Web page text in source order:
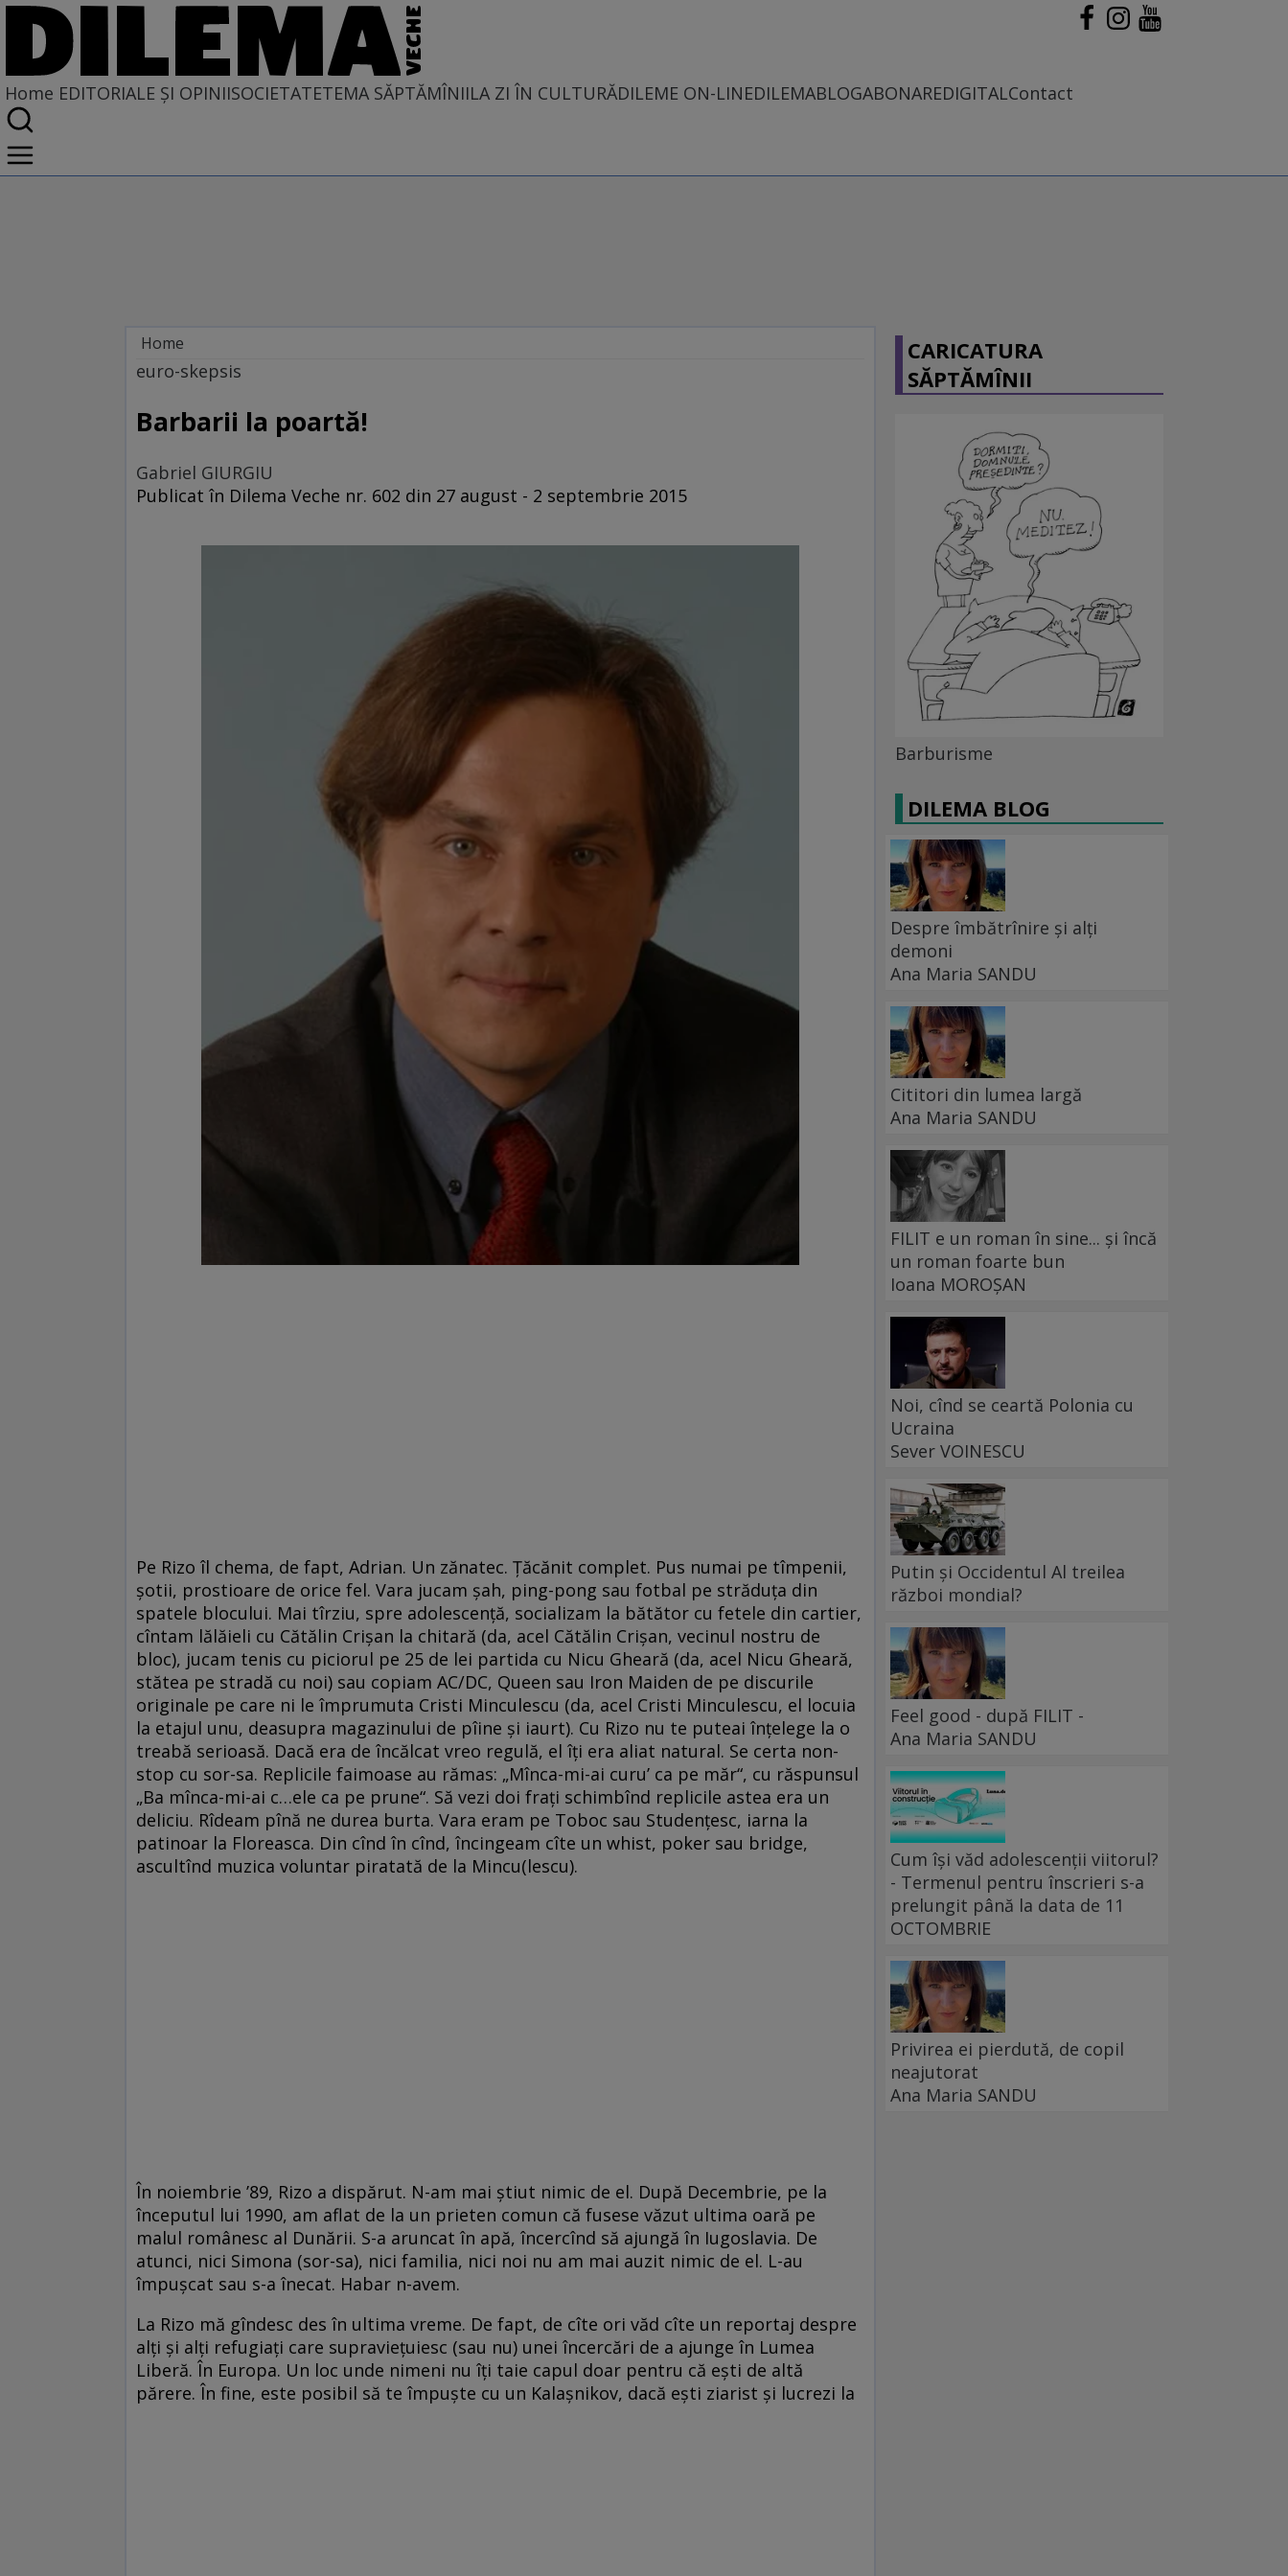
Home EDITORIALE ȘI OPINIISOCIETATETEMA SĂPTĂMÎNIILA ZI ÎN CULTURĂDILEME ON-LINEDILEMABLOGABONAREDIGITALContact
Home
EDITORIALE ȘI OPINII
PE CE LUME TRĂIM
euro-skepsis
Barbarii la poartă!
Gabriel GIURGIU
Publicat în Dilema Veche nr. 602 din 27 august - 2 septembrie 2015
Pe Rizo îl chema, de fapt, Adrian. Un zănatec. Ţăcănit complet. Pus numai pe tîmpenii,
şotii, prostioare de orice fel. Vara jucam şah, ping-pong sau fotbal pe străduţa din
spatele blocului. Mai tîrziu, spre adolescenţă, socializam la bătător cu fetele din cartier,
cîntam lălăieli cu Cătălin Crişan la chitară (da, acel Cătălin Crişan, vecinul nostru de
bloc), jucam tenis cu piciorul pe 25 de lei partida cu Nicu Gheară (da, acel Nicu Gheară,
stătea pe stradă cu noi) sau copiam AC/DC, Queen sau Iron Maiden de pe discurile
originale pe care ni le împrumuta Cristi Minculescu (da, acel Cristi Minculescu, el locuia
la etajul unu, deasupra magazinului de pîine şi iaurt). Cu Rizo nu te puteai înţelege la o
treabă serioasă. Dacă era de încălcat vreo regulă, el îţi era aliat natural. Se certa non-
stop cu sor-sa. Replicile faimoase au rămas: „Mînca-mi-ai curu’ ca pe măr“, cu răspunsul
„Ba mînca-mi-ai c…ele ca pe prune“. Să vezi doi fraţi schimbînd replicile astea era un
deliciu. Rîdeam pînă ne durea burta. Vara eram pe Toboc sau Studenţesc, iarna la
patinoar la Floreasca. Din cînd în cînd, încingeam cîte un whist, poker sau bridge,
ascultînd muzica voluntar piratată de la Mincu(lescu).
În noiembrie ’89, Rizo a dispărut. N-am mai ştiut nimic de el. După Decembrie, pe la
începutul lui 1990, am aflat de la un prieten comun că fusese văzut ultima oară pe
malul românesc al Dunării. S-a aruncat în apă, încercînd să ajungă în Iugoslavia. De
atunci, nici Simona (sor-sa), nici familia, nici noi nu am mai auzit nimic de el. L-au
împuşcat sau s-a înecat. Habar n-avem.
La Rizo mă gîndesc des în ultima vreme. De fapt, de cîte ori văd cîte un reportaj despre
alţi şi alţi refugiaţi care supravieţuiesc (sau nu) unei încercări de a ajunge în Lumea
Liberă. În Europa. Un loc unde nimeni nu îţi taie capul doar pentru că eşti de altă
părere. În fine, este posibil să te împuşte cu un Kalaşnikov, dacă eşti ziarist şi lucrezi la
CARICATURA
SĂPTĂMÎNII
Barburisme
DILEMA BLOG
Despre îmbătrînire și alți
demoni
Ana Maria SANDU
Cititori din lumea largă
Ana Maria SANDU
FILIT e un roman în sine... și încă
un roman foarte bun
Ioana MOROȘAN
Noi, cînd se ceartă Polonia cu
Ucraina
Sever VOINESCU
Putin și Occidentul Al treilea
război mondial?
Feel good - după FILIT -
Ana Maria SANDU
Cum își văd adolescenții viitorul?
- Termenul pentru înscrieri s-a
prelungit până la data de 11
OCTOMBRIE
Privirea ei pierdută, de copil
neajutorat
Ana Maria SANDU